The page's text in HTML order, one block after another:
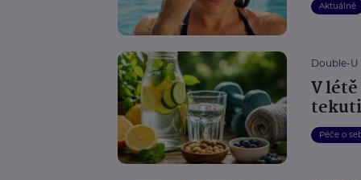
Aktuálně
Double-U
V
Péče o